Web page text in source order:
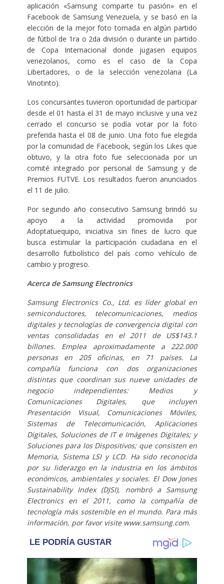
aplicación «Samsung comparte tu pasión» en el
Facebook de Samsung Venezuela, y se basó en la
elección de la mejor foto tomada en algún partido
de fútbol de 1ra o 2da división o durante un partido
de Copa Internacional donde jugasen equipos
venezolanos, como es el caso de la Copa
Libertadores, o de la selección venezolana (La
Vinotinto).
Los concursantes tuvieron oportunidad de participar
desde el 01 hasta el 31 de mayo inclusive y una vez
cerrado el concurso se podía votar por la foto
preferida hasta el 08 de junio. Una foto fue elegida
por la comunidad de Facebook, según los Likes que
obtuvo, y la otra foto fue seleccionada por un
comité integrado por personal de Samsung y de
Premios FUTVE. Los resultados fueron anunciados
el 11 de julio.
Por segundo año consecutivo Samsung brindó su
apoyo a la actividad promovida por
Adoptatuequipo, iniciativa sin fines de lucro que
busca estimular la participación ciudadana en el
desarrollo futbolístico del país como vehículo de
cambio y progreso.
Acerca de Samsung Electronics
Samsung Electronics Co., Ltd. es líder global en
semiconductores, telecomunicaciones, medios
digitales y tecnologías de convergencia digital con
ventas consolidadas en el 2011 de US$143.1
billones. Emplea aproximadamente a 222.000
personas en 205 oficinas, en 71 países. La
compañía funciona con dos organizaciones
distintas que coordinan sus nueve unidades de
negocio independientes: Medios y
Comunicaciones Digitales, que incluyen
Presentación Visual, Comunicaciones Móviles,
Sistemas de Telecomunicación, Aplicaciones
Digitales, Soluciones de IT e Imágenes Digitales; y
Soluciones para los Dispositivos; que consisten en
Memoria, Sistema LSI y LCD. Ha sido reconocida
por su liderazgo en la industria en los ámbitos
económicos, ambientales y sociales. El Dow Jones
Sustainability Index (DJSI), nombró a Samsung
Electronics en el 2011, como la compañía de
tecnología más sostenible en el mundo. Para más
información, por favor visite www.samsung.com.